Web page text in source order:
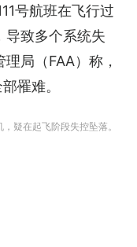
号航班在飞行过
导致多个系统失
局（FAA）称，
罹难。
疑在起飞阶段失控坠落。